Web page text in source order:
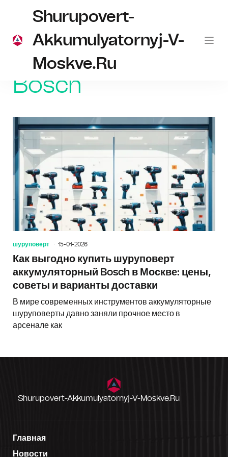
Shurupovert-
Akkumulyatornyj-V-
Moskve.ru
Главная Bosch
Bosch
шуруповерт 15-01-2026
Как выгодно купить шуруповерт
аккумуляторный Bosch в Москве: цены,
советы и варианты доставки
В мире современных инструментов аккумуляторные
шуруповерты давно заняли прочное место в
арсенале как
Shurupovert-Akkumulyatornyj-V-Moskve.ru
Главная
Новости